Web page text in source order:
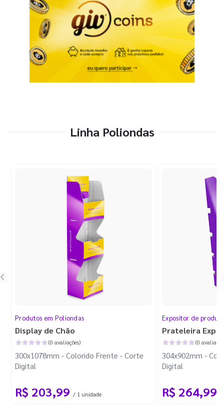
Linha Poliondas
Produtos em Poliondas
Display de Chão
(0 avaliações)
300x1078mm - Colorido Frente - Corte
Digital
R$ 203,99 / 1 unidade
Expositor de
Prateleira
(0
304x902mm -
Digital
R$ 264,99